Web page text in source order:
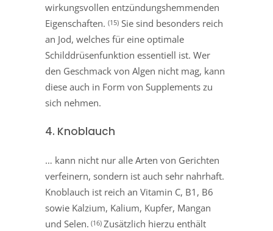
wirkungsvollen entzündungshemmenden
Eigenschaften. (15) Sie sind besonders reich
an Jod, welches für eine optimale
Schilddrüsenfunktion essentiell ist. Wer
den Geschmack von Algen nicht mag, kann
diese auch in Form von Supplements zu
sich nehmen.
4. Knoblauch
… kann nicht nur alle Arten von Gerichten
verfeinern, sondern ist auch sehr nahrhaft.
Knoblauch ist reich an Vitamin C, B1, B6
sowie Kalzium, Kalium, Kupfer, Mangan
und Selen. (16) Zusätzlich hierzu enthält